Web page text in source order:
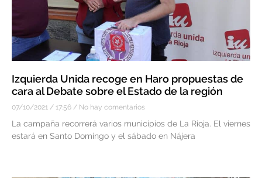
Izquierda Unida recoge en Haro propuestas de
cara al Debate sobre el Estado de la región
07/10/2021 17:56 No hay comentarios
La campaña recorrerá varios municipios de La Rioja. El viernes
estará en Santo Domingo y el sábado en Nájera